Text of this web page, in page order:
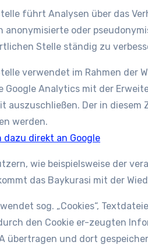
führt Analysen über das
anonymisierte oder
Stelle ständig zu
verwendet im Rahmen der
Analytics mit der
auszuschließen. Der in
werden.
direkt an Google
wie beispielsweise der
das Baykurasi mit der
sog. „Cookies“,
den Cookie er-zeugten
übertragen und dort